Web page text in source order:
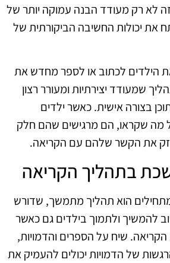
לא רק מעודד הבנה עמוקה יותר של
יכולות החשיבה הביקורתית של
הילדים לכתוב או לספר מחדש את
שמעודד יצירתיות ומעורר רצון
בצורה אישית. כאשר ילדים
מה שקראו, הם מרגישים שהם חלק
את הקשר שלהם עם הקריאה.
בתהליך הקריאה
הוא תהליך מתמשך, שדורש
להמשיך ולתמוך בילדים גם כאשר
שיח על הספרים והדמויות,
של הדמויות יכולים להעמיק את